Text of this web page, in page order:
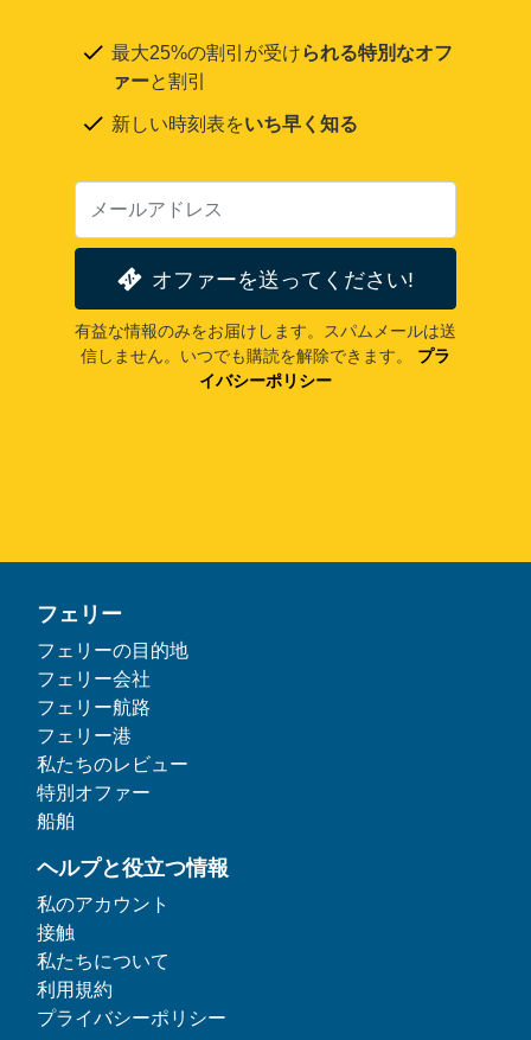
最大25%の割引が受けられる特別なオフ
ァーと割引
新しい時刻表をいち早く知る
オファーを送ってください!
有益な情報のみをお届けします。スパムメールは送
信しません。いつでも購読を解除できます。
プラ
イバシーポリシー
フェリー
フェリーの目的地
フェリー会社
フェリー航路
フェリー港
私たちのレビュー
特別オファー
船舶
ヘルプと役立つ情報
私のアカウント
接触
私たちについて
利用規約
プライバシーポリシー